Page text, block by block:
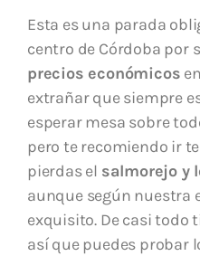
Esta es una parada
centro de Córdoba por
precios económicos
extrañar que siempre
esperar mesa sobre
pero te recomiendo ir
pierdas el salmorejo y
aunque según nuestra
exquisito. De casi todo
así que puedes probar